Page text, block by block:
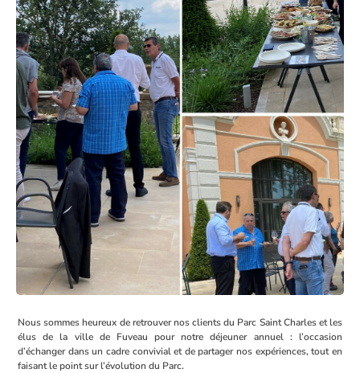
Nous sommes heureux de retrouver nos clients du Parc Saint Charles et les
élus de la ville de Fuveau pour notre déjeuner annuel : l’occasion
d’échanger dans un cadre convivial et de partager nos expériences, tout en
faisant le point sur l’évolution du Parc.